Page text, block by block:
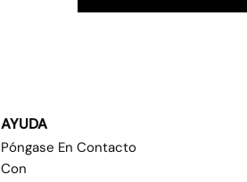
AYUDA
Póngase En Contacto
Con